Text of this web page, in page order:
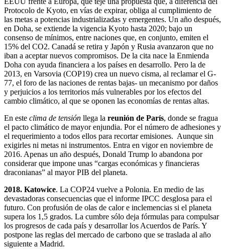
Protocolo de Kyoto, en vías de expirar, obliga al cumplimiento de
las metas a potencias industrializadas y emergentes. Un año después,
en Doha, se extiende la vigencia Kyoto hasta 2020; bajo un
consenso de mínimos, entre naciones que, en conjunto, emiten el
15% del CO2. Canadá se retira y Japón y Rusia avanzaron que no
iban a aceptar nuevos compromisos. De la cita nace la Enmienda
Doha con ayuda financiera a los países en desarrollo. Pero la de
2013, en Varsovia (COP19) crea un nuevo cisma, al reclamar el G-
77, el foro de las naciones de rentas bajas- un mecanismo por daños
y perjuicios a los territorios más vulnerables por los efectos del
cambio climático, al que se oponen las economías de rentas altas.
En este clima de tensión llega la reunión de París, donde se fragua
el pacto climático de mayor enjundia. Por el número de adhesiones y
el requerimiento a todos ellos para recortar emisiones. Aunque sin
exigirles ni metas ni instrumentos. Entra en vigor en noviembre de
2016. Apenas un año después, Donald Trump lo abandona por
considerar que impone unas “cargas económicas y financieras
draconianas” al mayor PIB del planeta.
2018. Katowice. La COP24 vuelve a Polonia. En medio de las
devastadoras consecuencias que el informe IPCC desglosa para el
futuro. Con profusión de olas de calor e inclemencias si el planeta
supera los 1,5 grados. La cumbre sólo deja fórmulas para compulsar
los progresos de cada país y desarrollar los Acuerdos de París. Y
postpone las reglas del mercado de carbono que se traslada al año
siguiente a Madrid.